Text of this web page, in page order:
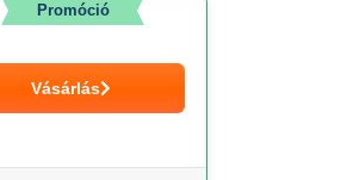
Vásárlás
Promóció